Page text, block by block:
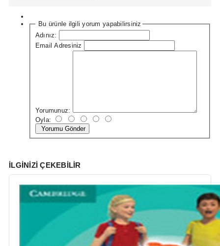
Bu ürünle ilgili yorum yapabilirsiniz
Adınız:
Email Adresiniz
Yorumunuz:
Oyla:
Yorumu Gönder
İLGINIZI ÇEKEBILIR